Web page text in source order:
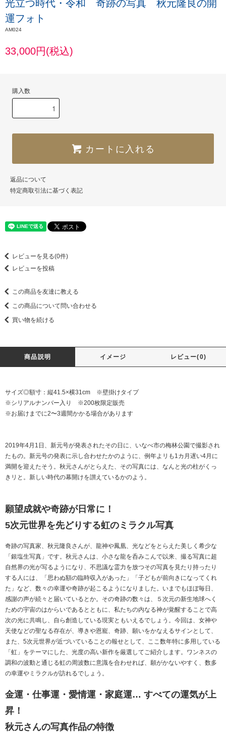
光立つ時代・令和 奇跡の写真 秋元隆良の開
運フォト
AM024
33,000円(税込)
購入数
カートに入れる
返品について
特定商取引法に基づく表記
レビューを見る(0件)
レビューを投稿
この商品を友達に教える
この商品について問い合わせる
買い物を続ける
商品説明 イメージ レビュー(0)
サイズ◎額寸：縦41.5×横31cm ※壁掛けタイプ
※シリアルナンバー入り ※200枚限定販売
※お届けまでに2〜3週間かかる場合があります
2019年4月1日、新元号が発表されたその日に、いなべ市の梅林公園で撮影され
たもの。新元号の発表に示し合わせたかのように、例年よリも1カ月遅い4月に
満開を迎えたそう。秋元さんがとらえた、その写真には、なんと光の柱がくっ
きリと。新しい時代の幕開けを讃えているかのよう。
願望成就や奇跡が日常に！
5次元世界を先どりする虹のミラクル写真
奇跡の写真家、秋元隆良さんが、龍神や鳳凰、光などをとらえた美しく希少な
「銀塩生写真」です。秋元さんは、小さな龍を呑みこんで以来、撮る写真に超
自然界の光が写るようになり、不思議な霊力を放つその写真を見たり持ったり
する人には、「思わぬ額の臨時収入があった」「子どもが前向きになってくれ
た」など、数々の幸運や奇跡が起こるようになりました。いまでもほぼ毎日、
感謝の声が続々と届いているとか。その奇跡の数々は、５次元の新生地球へく
ための宇宙のはからいであるとともに、私たちの内なる神が覚醒することで高
次の光に共鳴し、自ら創造している現実ともいえるでしょう。今回は、女神や
天使などの聖なる存在が、導きや恩寵、奇跡、願いをかなえるサインとして、
また、5次元世界が近づいていることの報せとして、ここ数年特に多用している
「虹」をテーマにした、光度の高い新作を厳選してご紹介します。ワンネスの
調和の波動と通じる虹の周波数に意識を合わせれば、願がかないやすく、数多
の幸運やミラクルが訪れるでしょう。
金運・仕事運・愛情運・家庭運… すべての運気が上
昇！
秋元さんの写真作品の特徴